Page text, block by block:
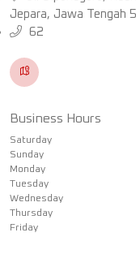
Jepara, Jawa Tengah
62
Business Hours
Saturday
Sunday
Monday
Tuesday
Wednesday
Thursday
Friday